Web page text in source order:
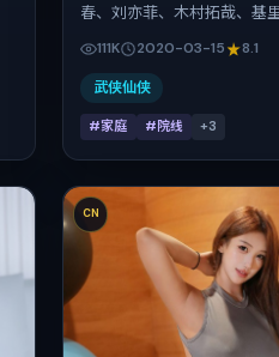
春、刘亦菲、木村拓哉、基
定在英国，借跨文化视角下
物抉择与反转。2020年3月
节与细腻表演的观众。
111K 2020-03-15 8.1
武侠仙侠
#家庭 #院线 +3
CN